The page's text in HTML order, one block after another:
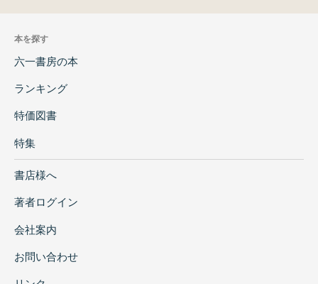
本を探す
六一書房の本
ランキング
特価図書
特集
書店様へ
著者ログイン
会社案内
お問い合わせ